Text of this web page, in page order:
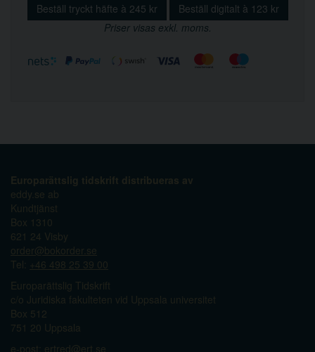
Beställ tryckt häfte à 245 kr
Beställ digitalt à 123 kr
Priser visas exkl. moms.
Europarättslig tidskrift distribueras av
eddy.se ab
Kundtjänst
Box 1310
621 24 Visby
order@bokorder.se
Tel: +46 498 25 39 00
Europarättslig Tidskrift
c/o Juridiska fakulteten vid Uppsala universitet
Box 512
751 20 Uppsala
e-post: ertred@ert.se